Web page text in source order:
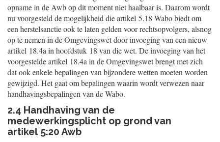
opname in de Awb op dit moment niet haalbaar is. Daarom wordt
nu voorgesteld de mogelijkheid die artikel 5.18 Wabo biedt om
een herstelsanctie ook te laten gelden voor rechtsopvolgers, alsnog
op te nemen in de Omgevingswet door invoeging van een nieuw
artikel 18.4a in hoofdstuk 18 van die wet. De invoeging van het
voorgestelde artikel 18.4a in de Omgevingswet brengt met zich
dat ook enkele bepalingen van bijzondere wetten moeten worden
gewijzigd. Het gaat om bepalingen waarin wordt verwezen naar
handhavingsbepalingen van de Wabo.
2.4 Handhaving van de
medewerkingsplicht op grond van
artikel 5:20 Awb